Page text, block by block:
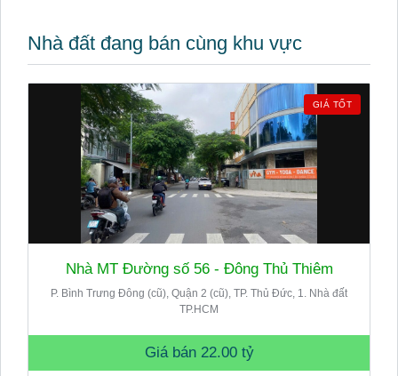
Nhà đất đang bán cùng khu vực
GIÁ TỐT
Nhà MT Đường số 56 - Đông Thủ Thiêm
P. Bình Trưng Đông (cũ), Quận 2 (cũ), TP. Thủ Đức, 1. Nhà đất
TP.HCM
Giá bán 22.00 tỷ